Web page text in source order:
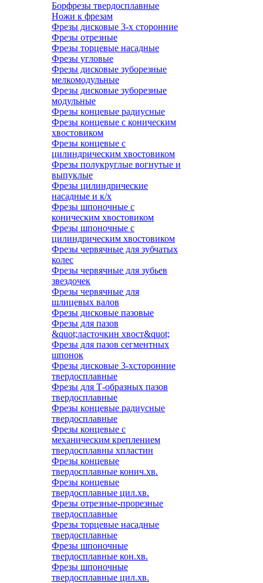
Борфрезы твердосплавные
Ножи к фрезам
Фрезы дисковые 3-х сторонние
Фрезы отрезные
Фрезы торцевые насадные
Фрезы угловые
Фрезы дисковые зуборезные
мелкомодульные
Фрезы дисковые зуборезные
модульные
Фрезы концевые радиусные
Фрезы концевые с коническим
хвостовиком
Фрезы концевые с
цилиндрическим хвостовиком
Фрезы полукруглые вогнутые и
выпуклые
Фрезы цилиндрические
насадные и к/х
Фрезы шпоночные с
коническим хвостовиком
Фрезы шпоночные с
цилиндрическим хвостовиком
Фрезы червячные для зубчатых
колес
Фрезы червячные для зубьев
звездочек
Фрезы червячные для
шлицевых валов
Фрезы дисковые пазовые
Фрезы для пазов
&quot;ласточкин хвост&quot;
Фрезы для пазов сегментных
шпонок
Фрезы дисковые 3-хсторонние
твердосплавные
Фрезы для Т-образных пазов
твердосплавные
Фрезы концевые радиусные
твердосплавные
Фрезы концевые с
механическим креплением
твердосплавны хпластин
Фрезы концевые
твердосплавные конич.хв.
Фрезы концевые
твердосплавные цил.хв.
Фрезы отрезные-прорезные
твердосплавные
Фрезы торцевые насадные
твердосплавные
Фрезы шпоночные
твердосплавные кон.хв.
Фрезы шпоночные
твердосплавные цил.хв.